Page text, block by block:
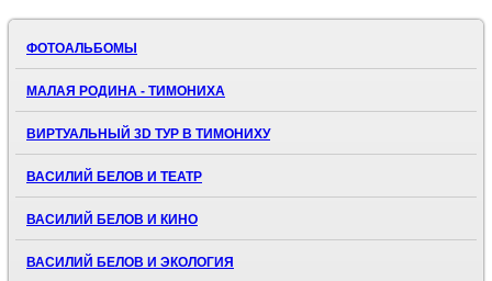
ФОТОАЛЬБОМЫ
МАЛАЯ РОДИНА - ТИМОНИХА
ВИРТУАЛЬНЫЙ 3D ТУР В ТИМОНИХУ
ВАСИЛИЙ БЕЛОВ И ТЕАТР
ВАСИЛИЙ БЕЛОВ И КИНО
ВАСИЛИЙ БЕЛОВ И ЭКОЛОГИЯ